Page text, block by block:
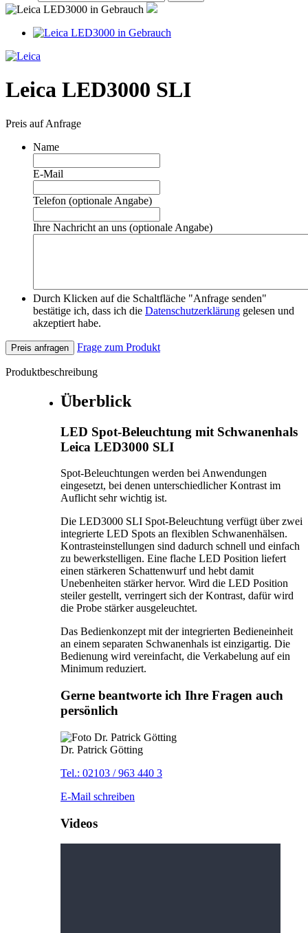
Leica LED3000 SLI
Preis auf Anfrage
Name
E-Mail
Telefon (optionale Angabe)
Ihre Nachricht an uns (optionale Angabe)
Durch Klicken auf die Schaltfläche "Anfrage senden"
bestätige ich, dass ich die Datenschutzerklärung gelesen und
akzeptiert habe.
Preis anfragen Frage zum Produkt
Produktbeschreibung
Überblick
LED Spot-Beleuchtung mit Schwanenhals
Leica LED3000 SLI
Spot-Beleuchtungen werden bei Anwendungen
eingesetzt, bei denen unterschiedlicher Kontrast im
Auflicht sehr wichtig ist.
Die LED3000 SLI Spot-Beleuchtung verfügt über zwei
integrierte LED Spots an flexiblen Schwanenhälsen.
Kontrasteinstellungen sind dadurch schnell und einfach
zu bewerkstelligen. Eine flache LED Position liefert
einen stärkeren Schattenwurf und hebt damit
Unebenheiten stärker hervor. Wird die LED Position
steiler gestellt, verringert sich der Kontrast, dafür wird
die Probe stärker ausgeleuchtet.
Das Bedienkonzept mit der integrierten Bedieneinheit
an einem separaten Schwanenhals ist einzigartig. Die
Bedienung wird vereinfacht, die Verkabelung auf ein
Minimum reduziert.
Gerne beantworte ich Ihre Fragen auch
persönlich
Dr. Patrick Götting
Tel.: 02103 / 963 440 3
E-Mail schreiben
Videos